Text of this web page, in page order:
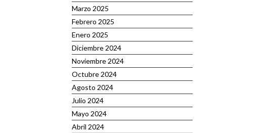
Marzo 2025
Febrero 2025
Enero 2025
Diciembre 2024
Noviembre 2024
Octubre 2024
Agosto 2024
Julio 2024
Mayo 2024
Abril 2024